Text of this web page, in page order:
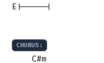
E|-----|
CHORUS:
C#m